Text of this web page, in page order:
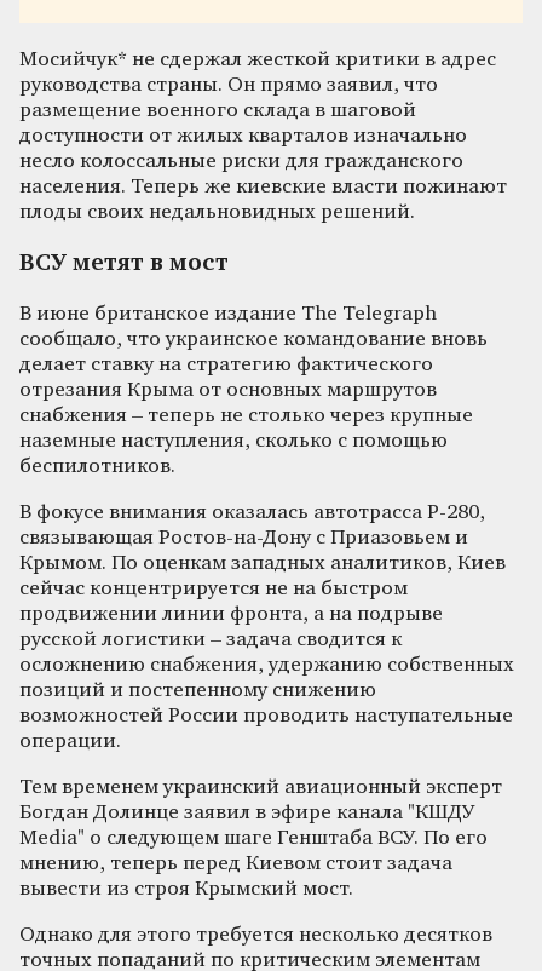
Мосийчук* не сдержал жесткой критики в адрес
руководства страны. Он прямо заявил, что
размещение военного склада в шаговой
доступности от жилых кварталов изначально
несло колоссальные риски для гражданского
населения. Теперь же киевские власти пожинают
плоды своих недальновидных решений.
ВСУ метят в мост
В июне британское издание The Telegraph
сообщало, что украинское командование вновь
делает ставку на стратегию фактического
отрезания Крыма от основных маршрутов
снабжения – теперь не столько через крупные
наземные наступления, сколько с помощью
беспилотников.
В фокусе внимания оказалась автотрасса Р-280,
связывающая Ростов-на-Дону с Приазовьем и
Крымом. По оценкам западных аналитиков, Киев
сейчас концентрируется не на быстром
продвижении линии фронта, а на подрыве
русской логистики – задача сводится к
осложнению снабжения, удержанию собственных
позиций и постепенному снижению
возможностей России проводить наступательные
операции.
Тем временем украинский авиационный эксперт
Богдан Долинце заявил в эфире канала "КШДУ
Media" о следующем шаге Генштаба ВСУ. По его
мнению, теперь перед Киевом стоит задача
вывести из строя Крымский мост.
Однако для этого требуется несколько десятков
точных попаданий по критическим элементам